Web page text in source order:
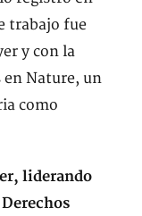
trabajo fue
y con la
en Nature, un
como
liderando